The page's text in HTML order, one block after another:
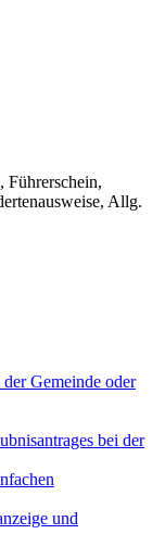
Führerschein,
Allg.
Gemeinde oder
bei der
und